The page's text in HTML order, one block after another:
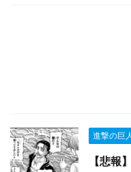
進撃の巨人
【悲報